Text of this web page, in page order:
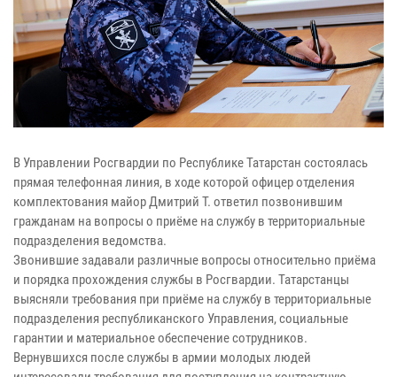
В Управлении Росгвардии по Республике Татарстан состоялась
прямая телефонная линия, в ходе которой офицер отделения
комплектования майор Дмитрий Т. ответил позвонившим
гражданам на вопросы о приёме на службу в территориальные
подразделения ведомства.
Звонившие задавали различные вопросы относительно приёма
и порядка прохождения службы в Росгвардии. Татарстанцы
выясняли требования при приёме на службу в территориальные
подразделения республиканского Управления, социальные
гарантии и материальное обеспечение сотрудников.
Вернувшихся после службы в армии молодых людей